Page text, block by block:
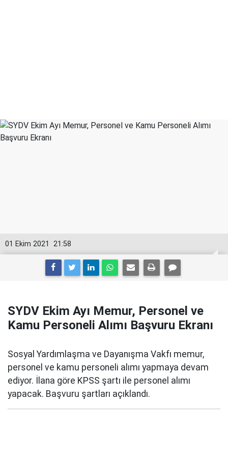
21:58
01 Ekim 2021
SYDV Ekim Ayı Memur, Personel ve
Kamu Personeli Alımı Başvuru Ekranı
Sosyal Yardımlaşma ve Dayanışma Vakfı memur,
personel ve kamu personeli alımı yapmaya devam
ediyor. İlana göre KPSS şartı ile personel alımı
yapacak. Başvuru şartları açıklandı.